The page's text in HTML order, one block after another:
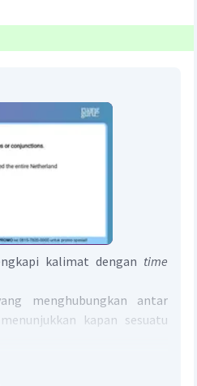
kalimat dengan time
menghubungkan antar
kapan sesuatu
Indies ____.".